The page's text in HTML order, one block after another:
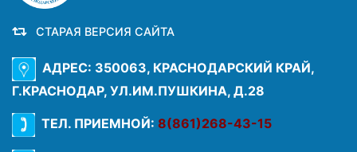
СТАРАЯ ВЕРСИЯ САЙТА
АДРЕС: 350063, КРАСНОДАРСКИЙ КРАЙ,
Г.КРАСНОДАР, УЛ.ИМ.ПУШКИНА, Д.28
ТЕЛ. ПРИЕМНОЙ: 8(861)268-43-15